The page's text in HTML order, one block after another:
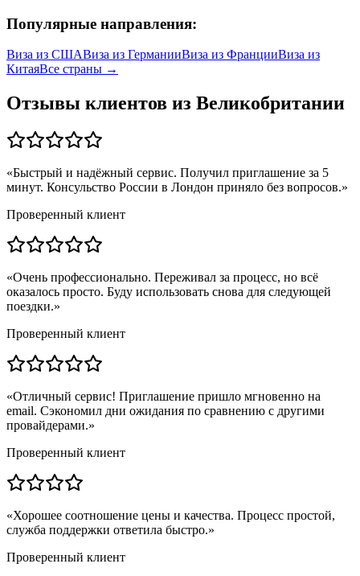
Популярные направления:
Виза из СШАВиза из ГерманииВиза из ФранцииВиза из
КитаяВсе страны →
Отзывы клиентов из Великобритании
«Быстрый и надёжный сервис. Получил приглашение за 5
минут. Консульство России в Лондон приняло без вопросов.»
Проверенный клиент
«Очень профессионально. Переживал за процесс, но всё
оказалось просто. Буду использовать снова для следующей
поездки.»
Проверенный клиент
«Отличный сервис! Приглашение пришло мгновенно на
email. Сэкономил дни ожидания по сравнению с другими
провайдерами.»
Проверенный клиент
«Хорошее соотношение цены и качества. Процесс простой,
служба поддержки ответила быстро.»
Проверенный клиент